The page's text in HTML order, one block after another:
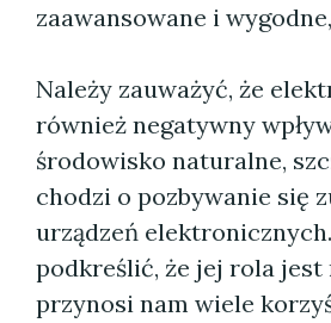
zaawansowane i
Należy zauważyć, że
również negatywny
środowisko naturalne,
chodzi o pozbywanie się
urządzeń
podkreślić, że jej rola jest
przynosi nam wiele